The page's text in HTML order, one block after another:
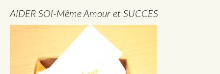
AIDER SOI-Même Amour et SUCCES